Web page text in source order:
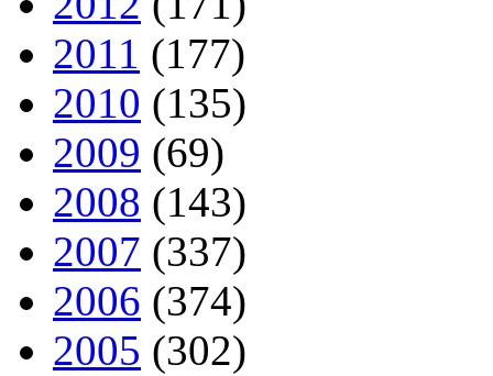
2011 (177)
2010 (135)
2009 (69)
2008 (143)
2007 (337)
2006 (374)
2005 (302)